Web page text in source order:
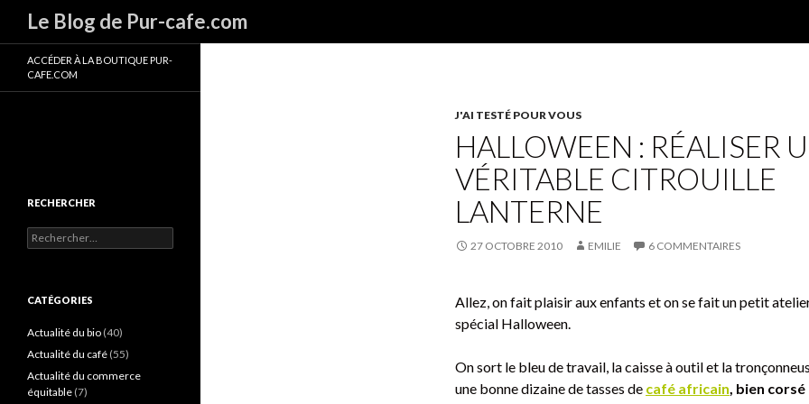
Le Blog de Pur-cafe.com
Recherche
J'AI TESTÉ POUR VOUS
HALLOWEEN : RÉALISER
VÉRITABLE CITROUILLE
LANTERNE
27 OCTOBRE 2010 EMILIE 6 COMMENTAIRES
Allez, on fait plaisir aux enfants et on se fait un petit
spécial Halloween.
On sort le bleu de travail, la caisse à outil et la
une bonne dizaine de tasses de café africain, bien
ACCÉDER À LA BOUTIQUE PUR-
CAFE.COM
RECHERCHER
R
e
e
c
h
r
CATÉGORIES
Actualité du bio (40)
Actualité du café (55)
Actualité du commerce
équitable (7)